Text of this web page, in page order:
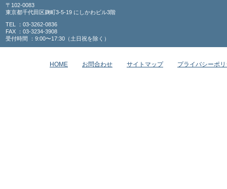
〒102-0083
東京都千代田区麹町3-5-19 にしかわビル3階
TEL ：03-3262-0836
FAX ：03-3234-3908
受付時間 ：9:00〜17:30（土日祝を除く）
HOME お問合わせ サイトマップ プライバシーポ